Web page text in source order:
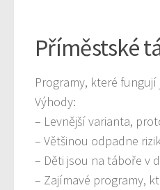
Příměstské
Programy, které
Výhody:
– Levnější varianta,
– Většinou odpadne
– Děti jsou na táboře v
– Zajímavé programy,